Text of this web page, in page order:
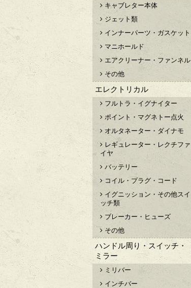
キャブレター本体
ジェット類
インナーパーツ・ガスケット
マニホールド
エアクリーナー・ファンネル
その他
エレクトリカル
フルトラ・イグナイター
ポイント・マグネトー点火
オルタネーター・ダイナモ
レギュレーター・レクチファ
イヤ
バッテリー
コイル・プラグ・コード
イグニッション・その他スイ
ッチ類
ブレーカー・ヒューズ
その他
ハンドル周り・スイッチ・
ミラー
ミリバー
インチバー